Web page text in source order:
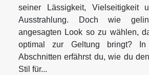
seiner Lässigkeit, Vielseitigkeit
Ausstrahlung. Doch wie
angesagten Look so zu wählen,
optimal zur Geltung bringt? In
Abschnitten erfährst du, wie du
Stil für...